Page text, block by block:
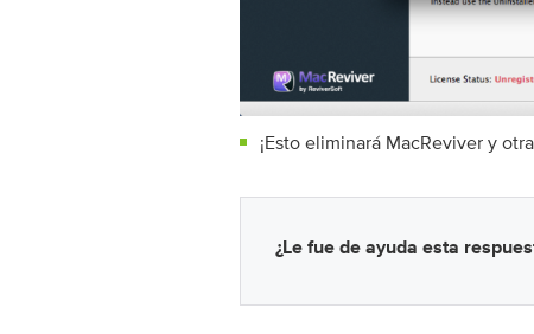
¡Esto eliminará MacReviver y
¿Le fue de ayuda esta